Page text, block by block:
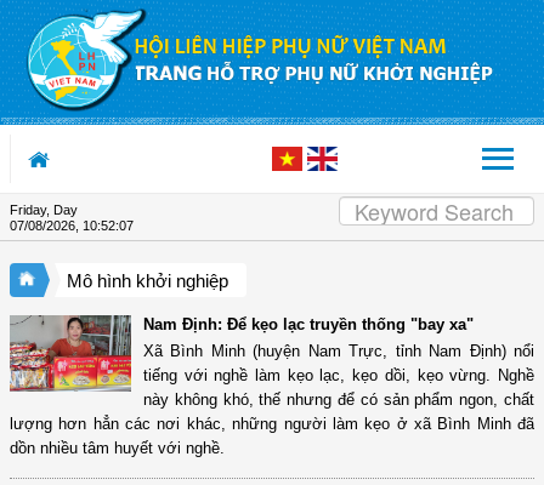
Skip to Content
Friday, Day
07/08/2026 10:52:08
Mô hình khởi nghiệp
Nam Định: Để kẹo lạc truyền thống "bay xa"
Xã Bình Minh (huyện Nam Trực, tỉnh Nam Định) nổi
tiếng với nghề làm kẹo lạc, kẹo dồi, kẹo vừng. Nghề
này không khó, thế nhưng để có sản phẩm ngon, chất
lượng hơn hẳn các nơi khác, những người làm kẹo ở xã Bình Minh đã
dồn nhiều tâm huyết với nghề.